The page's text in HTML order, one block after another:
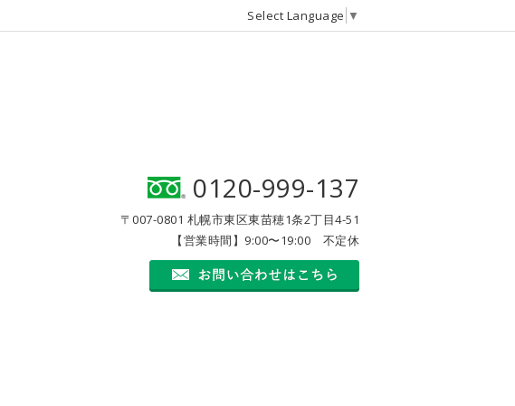
Select Language ▼
0120-999-137
〒007-0801 札幌市東区東苗穂1条2丁目4-51
【営業時間】9:00〜19:00 不定休